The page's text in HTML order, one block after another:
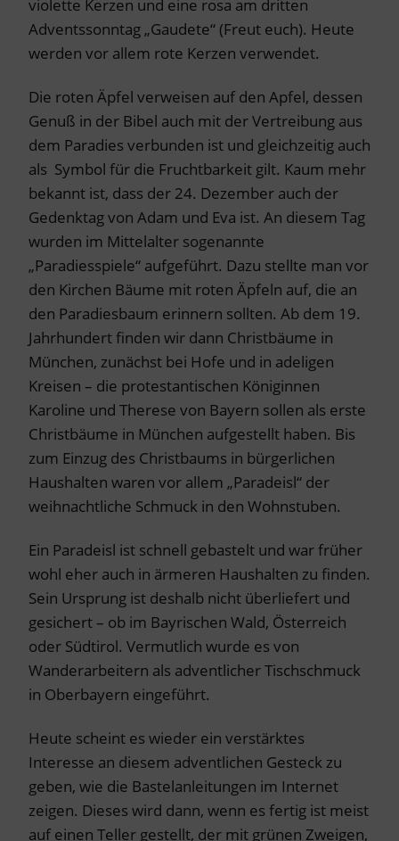
violette Kerzen und eine rosa am dritten
Adventssonntag „Gaudete“ (Freut euch). Heute
werden vor allem rote Kerzen verwendet.
Die roten Äpfel verweisen auf den Apfel, dessen
Genuß in der Bibel auch mit der Vertreibung aus
dem Paradies verbunden ist und gleichzeitig auch
als Symbol für die Fruchtbarkeit gilt. Kaum mehr
bekannt ist, dass der 24. Dezember auch der
Gedenktag von Adam und Eva ist. An diesem Tag
wurden im Mittelalter sogenannte
„Paradiesspiele“ aufgeführt. Dazu stellte man vor
den Kirchen Bäume mit roten Äpfeln auf, die an
den Paradiesbaum erinnern sollten. Ab dem 19.
Jahrhundert finden wir dann Christbäume in
München, zunächst bei Hofe und in adeligen
Kreisen – die protestantischen Königinnen
Karoline und Therese von Bayern sollen als erste
Christbäume in München aufgestellt haben. Bis
zum Einzug des Christbaums in bürgerlichen
Haushalten waren vor allem „Paradeisl“ der
weihnachtliche Schmuck in den Wohnstuben.
Ein Paradeisl ist schnell gebastelt und war früher
wohl eher auch in ärmeren Haushalten zu finden.
Sein Ursprung ist deshalb nicht überliefert und
gesichert – ob im Bayrischen Wald, Österreich
oder Südtirol. Vermutlich wurde es von
Wanderarbeitern als adventlicher Tischschmuck
in Oberbayern eingeführt.
Heute scheint es wieder ein verstärktes
Interesse an diesem adventlichen Gesteck zu
geben, wie die Bastelanleitungen im Internet
zeigen. Dieses wird dann, wenn es fertig ist meist
auf einen Teller gestellt, der mit grünen Zweigen,